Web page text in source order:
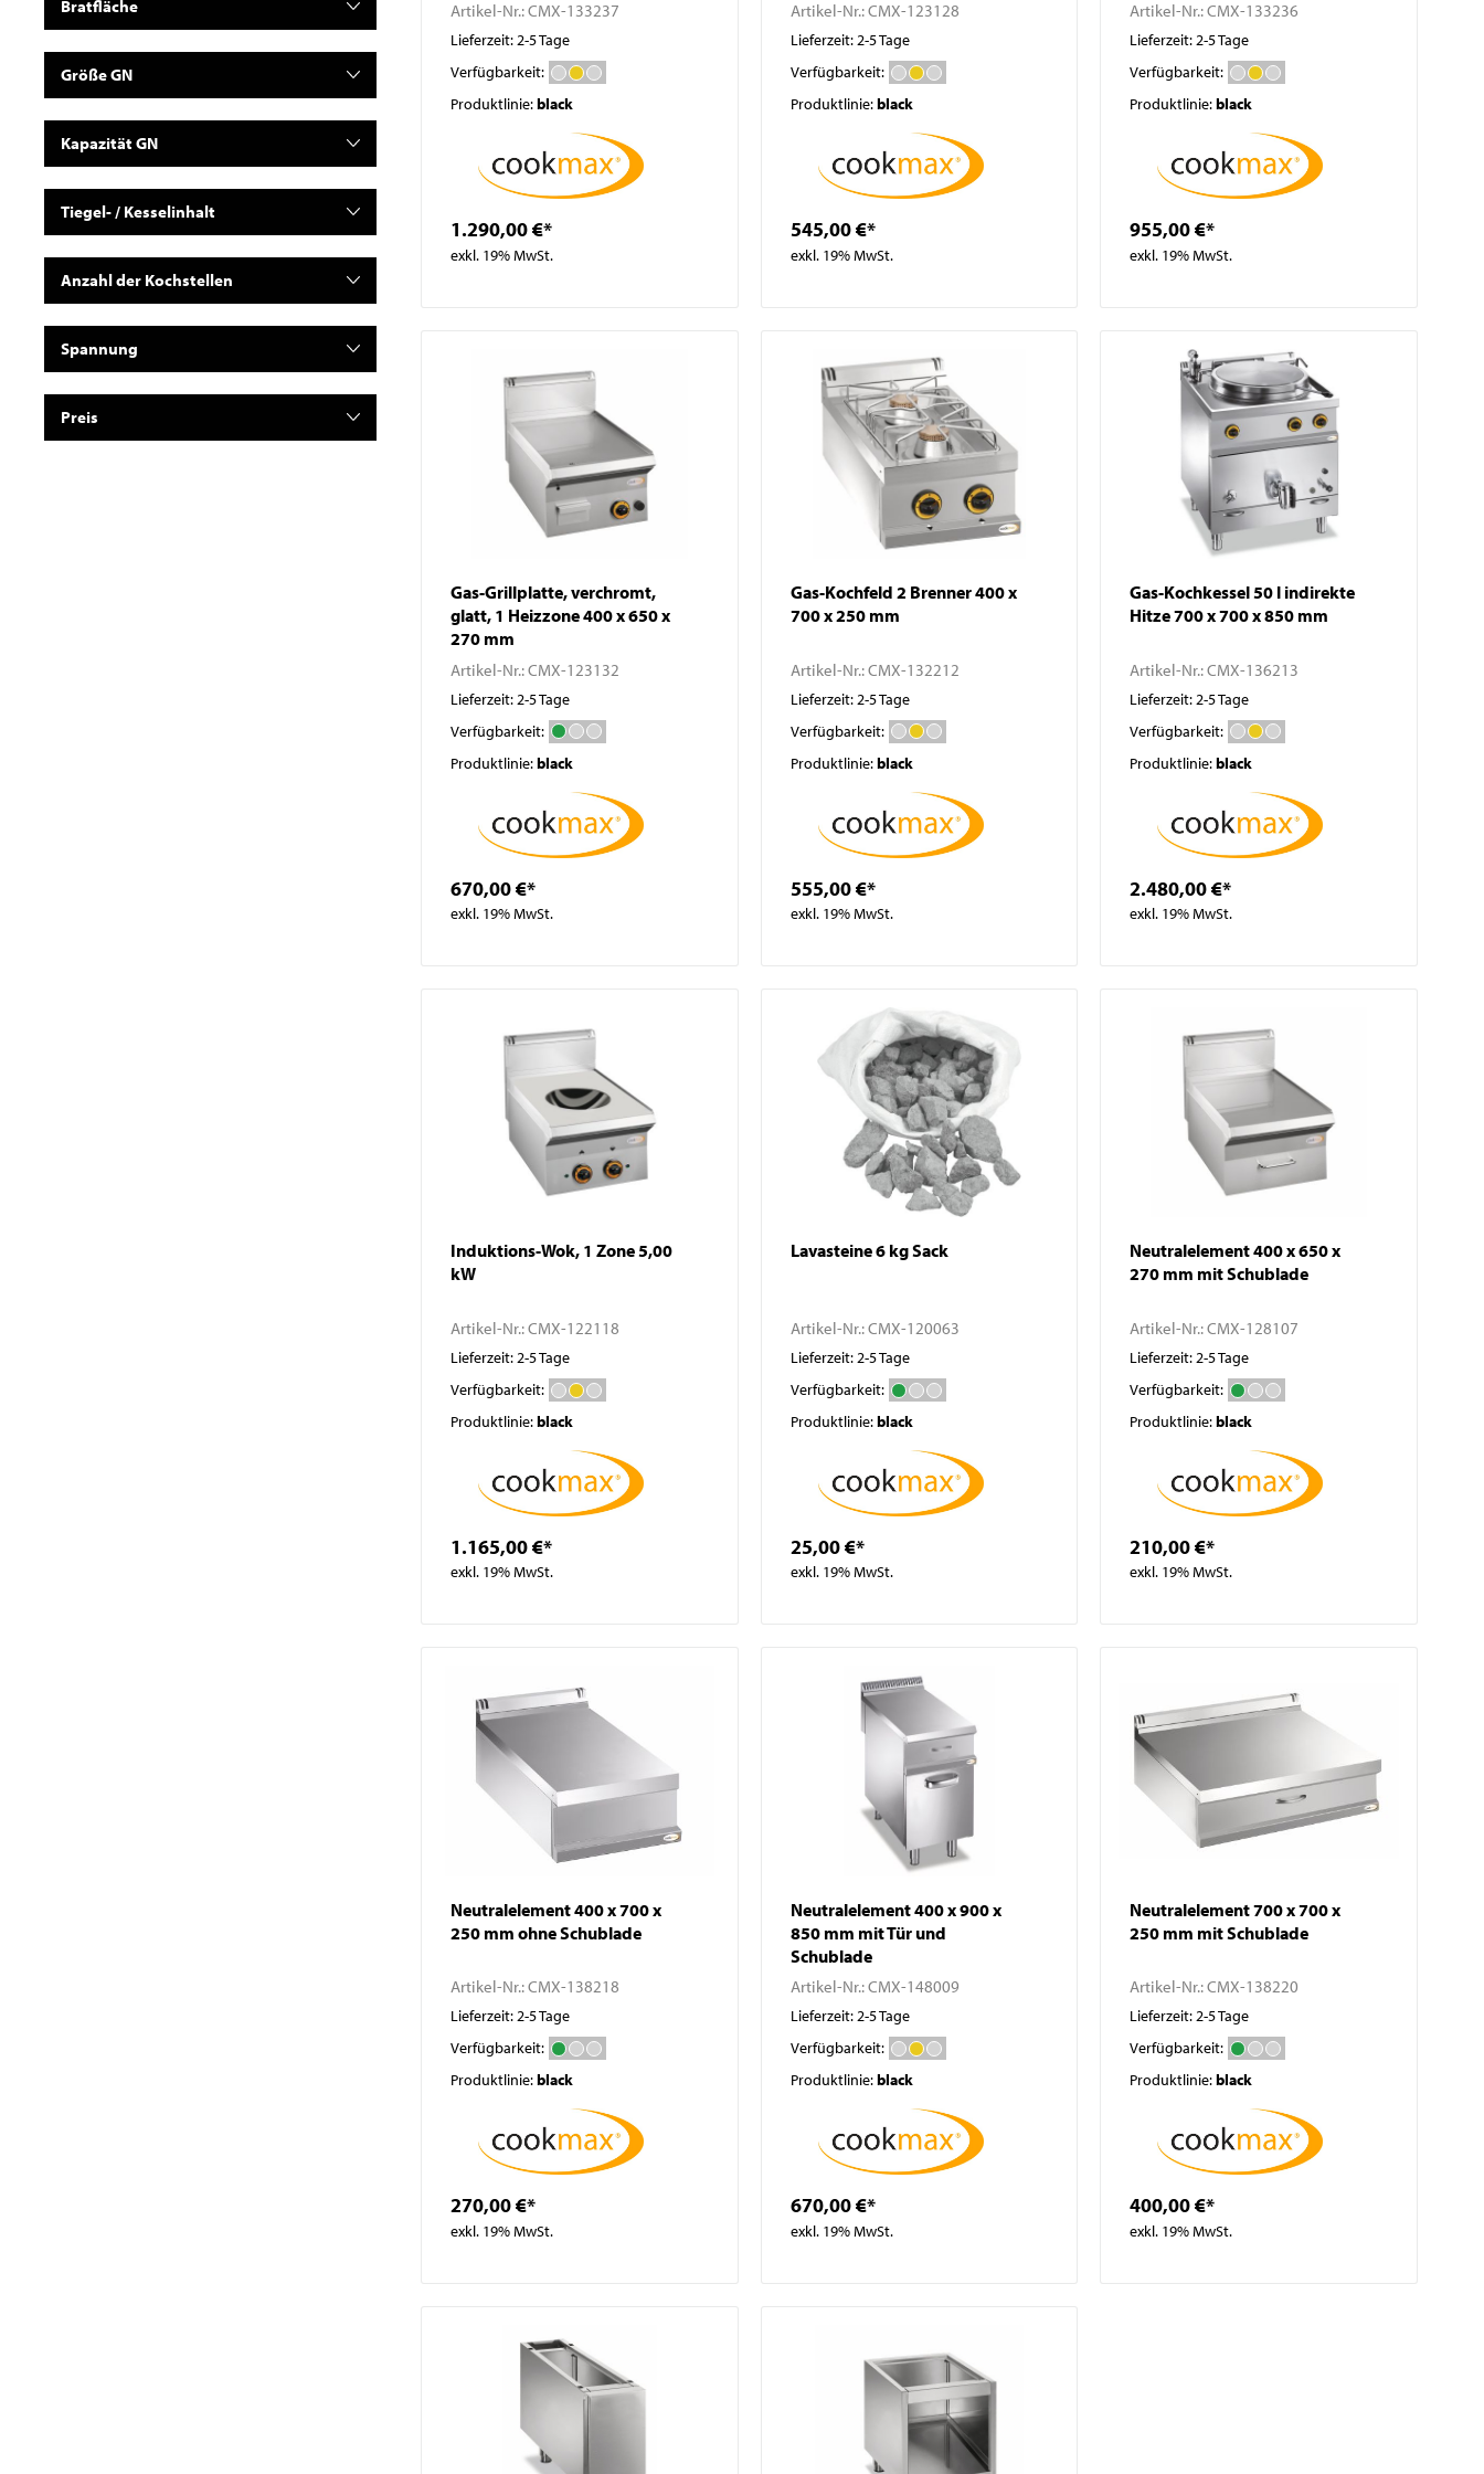
Bratfläche
Größe GN
Kapazität GN
Tiegel- / Kesselinhalt
Anzahl der Kochstellen
Spannung
Preis
Artikel-Nr.:CMX-133237
Lieferzeit: 2-5 Tage
Verfügbarkeit:
Produktlinie:black
1.290,00 €*
exkl. 19% MwSt.
Artikel-Nr.:CMX-123128
Lieferzeit: 2-5 Tage
Verfügbarkeit:
Produktlinie:black
545,00 €*
exkl. 19% MwSt.
Artikel-Nr.:CMX-133236
Lieferzeit: 2-5 Tage
Verfügbarkeit:
Produktlinie:black
955,00 €*
exkl. 19% MwSt.
Gas-Grillplatte, verchromt,
glatt, 1 Heizzone 400 x 650 x
270 mm
Artikel-Nr.:CMX-123132
Lieferzeit: 2-5 Tage
Verfügbarkeit:
Produktlinie:black
670,00 €*
exkl. 19% MwSt.
Gas-Kochfeld 2 Brenner 400 x
700 x 250 mm
Artikel-Nr.:CMX-132212
Lieferzeit: 2-5 Tage
Verfügbarkeit:
Produktlinie:black
555,00 €*
exkl. 19% MwSt.
Gas-Kochkessel 50 l indirekte
Hitze 700 x 700 x 850 mm
Artikel-Nr.:CMX-136213
Lieferzeit: 2-5 Tage
Verfügbarkeit:
Produktlinie:black
2.480,00 €*
exkl. 19% MwSt.
Induktions-Wok, 1 Zone 5,00
kW
Artikel-Nr.:CMX-122118
Lieferzeit: 2-5 Tage
Verfügbarkeit:
Produktlinie:black
1.165,00 €*
exkl. 19% MwSt.
Lavasteine 6 kg Sack
Artikel-Nr.:CMX-120063
Lieferzeit: 2-5 Tage
Verfügbarkeit:
Produktlinie:black
25,00 €*
exkl. 19% MwSt.
Neutralelement 400 x 650 x
270 mm mit Schublade
Artikel-Nr.:CMX-128107
Lieferzeit: 2-5 Tage
Verfügbarkeit:
Produktlinie:black
210,00 €*
exkl. 19% MwSt.
Neutralelement 400 x 700 x
250 mm ohne Schublade
Artikel-Nr.:CMX-138218
Lieferzeit: 2-5 Tage
Verfügbarkeit:
Produktlinie:black
270,00 €*
exkl. 19% MwSt.
Neutralelement 400 x 900 x
850 mm mit Tür und
Schublade
Artikel-Nr.:CMX-148009
Lieferzeit: 2-5 Tage
Verfügbarkeit:
Produktlinie:black
670,00 €*
exkl. 19% MwSt.
Neutralelement 700 x 700 x
250 mm mit Schublade
Artikel-Nr.:CMX-138220
Lieferzeit: 2-5 Tage
Verfügbarkeit:
Produktlinie:black
400,00 €*
exkl. 19% MwSt.